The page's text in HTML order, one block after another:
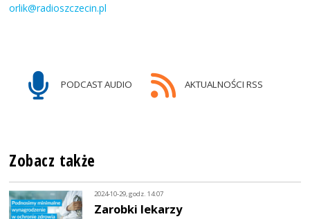
orlik@radioszczecin.pl
PODCAST AUDIO AKTUALNOŚCI RSS
Zobacz także
2024-10-29, godz. 14:07
Zarobki lekarzy